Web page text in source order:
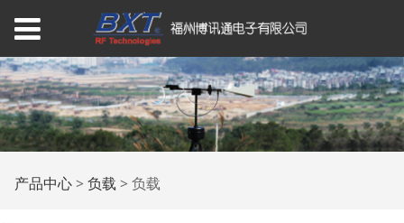
负载
产品中心> 负载 > 负载